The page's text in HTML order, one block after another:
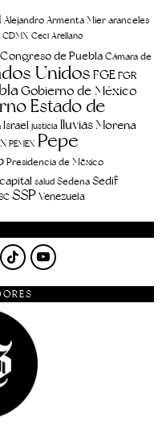
Alejandro Armenta Mier aranceles
CDMX Ceci Arellano
Congreso de Puebla Cámara de
UnidosFGEFGR
Gobierno de México
Estado de
Israel justicia lluviasMorena
PEMEX Pepe
Presidencia de México
salud Sedena Sedif
SSPVenezuela